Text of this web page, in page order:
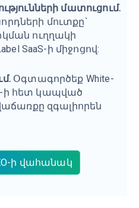
մատուցում.
մուտքը`
ուղղակի
SaaS-ի միջոցով:
Օգտագործեք White-
ի հետ կապված
զգալիորեն
ի վահանակ